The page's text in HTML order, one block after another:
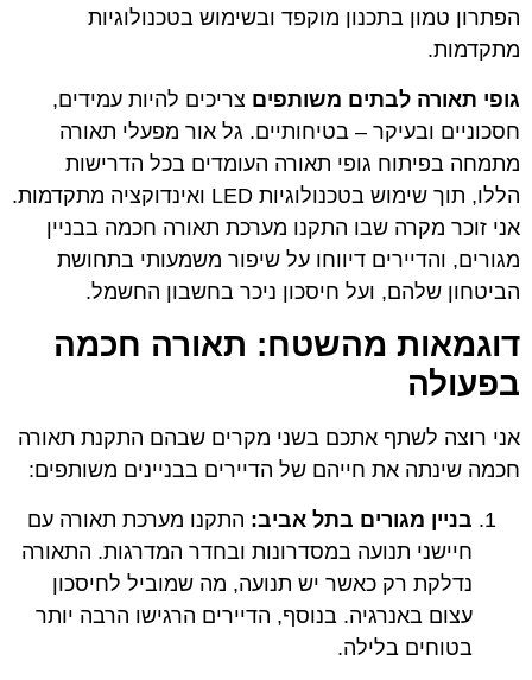
הפתרון טמון בתכנון מוקפד ובשימוש בטכנולוגיות
מתקדמות.
גופי תאורה לבתים משותפים צריכים להיות עמידים,
חסכוניים ובעיקר – בטיחותיים. גל אור מפעלי תאורה
מתמחה בפיתוח גופי תאורה העומדים בכל הדרישות
הללו, תוך שימוש בטכנולוגיות LED ואינדוקציה מתקדמות.
אני זוכר מקרה שבו התקנו מערכת תאורה חכמה בבניין
מגורים, והדיירים דיווחו על שיפור משמעותי בתחושת
הביטחון שלהם, ועל חיסכון ניכר בחשבון החשמל.
דוגמאות מהשטח: תאורה חכמה
בפעולה
אני רוצה לשתף אתכם בשני מקרים שבהם התקנת תאורה
חכמה שינתה את חייהם של הדיירים בבניינים משותפים:
בניין מגורים בתל אביב: התקנו מערכת תאורה עם
חיישני תנועה במסדרונות ובחדר המדרגות. התאורה
נדלקת רק כאשר יש תנועה, מה שמוביל לחיסכון
עצום באנרגיה. בנוסף, הדיירים הרגישו הרבה יותר
בטוחים בלילה.